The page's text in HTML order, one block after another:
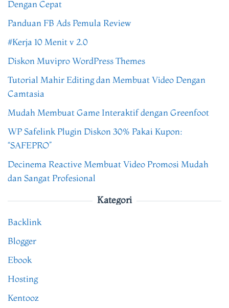
Dengan Cepat
Panduan FB Ads Pemula Review
#Kerja 10 Menit v 2.0
Diskon Muvipro WordPress Themes
Tutorial Mahir Editing dan Membuat Video Dengan
Camtasia
Mudah Membuat Game Interaktif dengan Greenfoot
WP Safelink Plugin Diskon 30% Pakai Kupon:
“SAFEPRO”
Decinema Reactive Membuat Video Promosi Mudah
dan Sangat Profesional
Kategori
Backlink
Blogger
Ebook
Hosting
Kentooz